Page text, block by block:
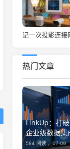
热门文章
LinkUp：打
企业级数据
584 阅读 ，07-09